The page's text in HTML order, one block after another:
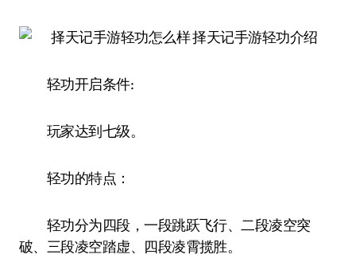
轻功开启条件:
玩家达到七级。
轻功的特点：
轻功分为四段，一段跳跃飞行、二段凌空突
破、三段凌空踏虚、四段凌霄揽胜。